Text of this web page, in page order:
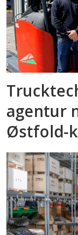
agentur
Østfold-